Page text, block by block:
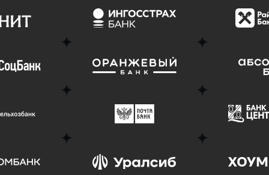
заявку
Оправить заявку
в АТБ Банк
в Драйв
заявку
Банк
Оправить заявку
в Ингосстрах Банк
в
заявку
Оправить заявку
в Банк Оранжевый
в
заявку
Оправить заявку
в Почта Банк
в